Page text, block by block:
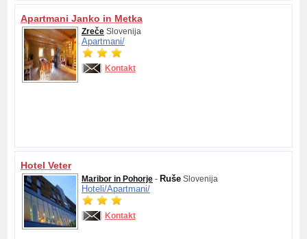
Apartmani Janko in Metka
Zreče Slovenija
Apartmani/
Kontakt
Hotel Veter
Maribor in Pohorje - Ruše Slovenija
Hoteli/Apartmani/
Kontakt